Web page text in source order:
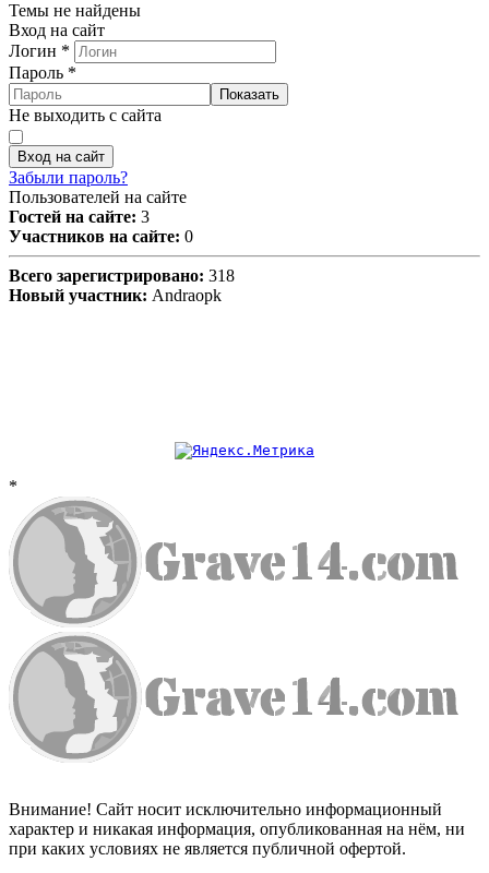
Темы не найдены
Вход на сайт
Логин *
Пароль *
Показать
Не выходить с сайта
Вход на сайт
Забыли пароль?
Пользователей на сайте
Гостей на сайте: 3
Участников на сайте: 0
Всего зарегистрировано: 318
Новый участник: Andraopk
*
Внимание! Сайт носит исключительно информационный
характер и никакая информация, опубликованная на нём, ни
при каких условиях не является публичной офертой.